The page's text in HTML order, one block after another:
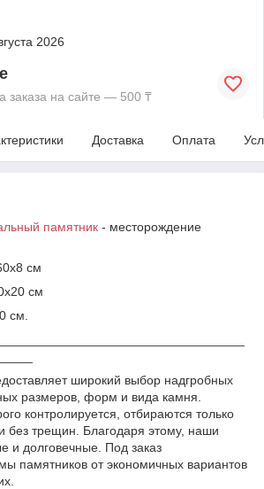
2026
заказа на сайте — 500 ₸
Доставка Оплата
памятник - месторождение
см
см
см.
широкий выбор надгробных
размеров, форм и вида камня.
контролируется, отбираются только
без трещин. Благодаря этому, наши
и долговечные. Под заказ
памятников от экономичных вариантов